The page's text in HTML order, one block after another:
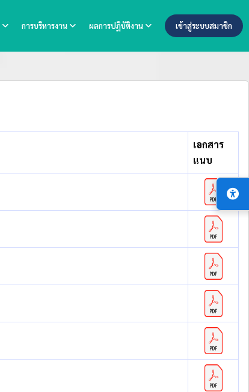
การบริหารงาน ผลการปฏิบัติงาน เข้าสู่ระบบสมาชิก
เอกสาร
แนบ